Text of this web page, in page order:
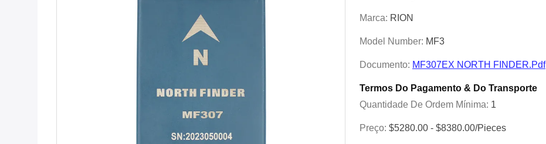
Marca: RION
Model Number: MF3
Documento: MF307EX NORTH FINDER.pdf
Termos Do Pagamento & Do Transporte
Quantidade De Ordem Mínima: 1
Preço: $5280.00 - $8380.00/Pieces